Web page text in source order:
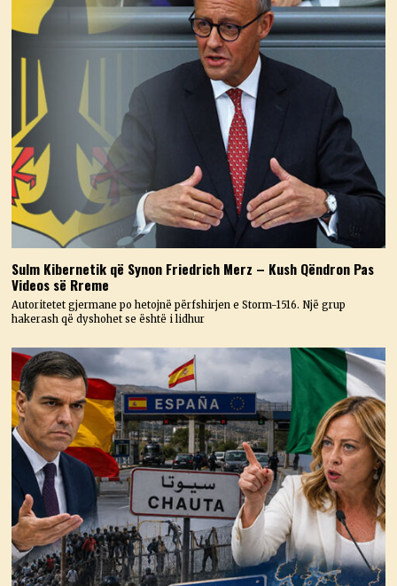
Sulm Kibernetik që Synon Friedrich Merz – Kush Qëndron Pas
Videos së Rreme
Autoritetet gjermane po hetojnë përfshirjen e Storm-1516. Një grup
hakerash që dyshohet se është i lidhur